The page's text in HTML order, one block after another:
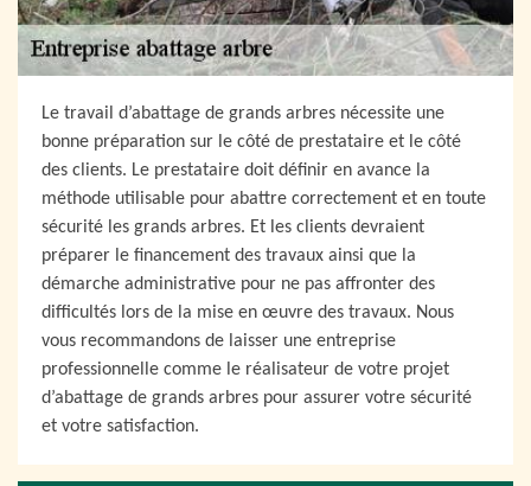
Le travail d’abattage de grands arbres nécessite une
bonne préparation sur le côté de prestataire et le côté
des clients. Le prestataire doit définir en avance la
méthode utilisable pour abattre correctement et en toute
sécurité les grands arbres. Et les clients devraient
préparer le financement des travaux ainsi que la
démarche administrative pour ne pas affronter des
difficultés lors de la mise en œuvre des travaux. Nous
vous recommandons de laisser une entreprise
professionnelle comme le réalisateur de votre projet
d’abattage de grands arbres pour assurer votre sécurité
et votre satisfaction.